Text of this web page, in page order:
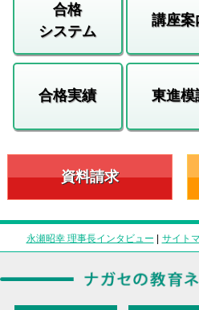
合格
システム
講座案
合格実績 東進模
資料請求
永瀬昭幸 理事長インタビュー | サイト